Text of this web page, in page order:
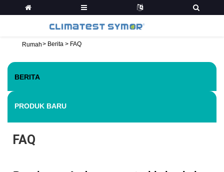
Rumah> Berita > FAQ
BERITA
PRODUK BARU
FAQ